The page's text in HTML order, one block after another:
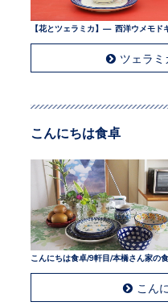
ツェラミ
こんにちは食卓
こん